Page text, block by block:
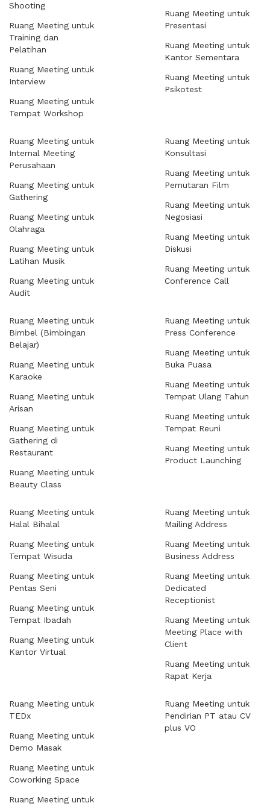
Shooting
Ruang Meeting untuk
Training dan
Pelatihan
Ruang Meeting untuk
Interview
Ruang Meeting untuk
Tempat Workshop
Ruang Meeting untuk
Presentasi
Ruang Meeting untuk
Kantor Sementara
Ruang Meeting untuk
Psikotest
Ruang Meeting untuk
Internal Meeting
Perusahaan
Ruang Meeting untuk
Gathering
Ruang Meeting untuk
Olahraga
Ruang Meeting untuk
Latihan Musik
Ruang Meeting untuk
Audit
Ruang Meeting untuk
Konsultasi
Ruang Meeting untuk
Pemutaran Film
Ruang Meeting untuk
Negosiasi
Ruang Meeting untuk
Diskusi
Ruang Meeting untuk
Conference Call
Ruang Meeting untuk
Bimbel (Bimbingan
Belajar)
Ruang Meeting untuk
Karaoke
Ruang Meeting untuk
Arisan
Ruang Meeting untuk
Gathering di
Restaurant
Ruang Meeting untuk
Beauty Class
Ruang Meeting untuk
Press Conference
Ruang Meeting untuk
Buka Puasa
Ruang Meeting untuk
Tempat Ulang Tahun
Ruang Meeting untuk
Tempat Reuni
Ruang Meeting untuk
Product Launching
Ruang Meeting untuk
Halal Bihalal
Ruang Meeting untuk
Tempat Wisuda
Ruang Meeting untuk
Pentas Seni
Ruang Meeting untuk
Tempat Ibadah
Ruang Meeting untuk
Kantor Virtual
Ruang Meeting untuk
Mailing Address
Ruang Meeting untuk
Business Address
Ruang Meeting untuk
Dedicated
Receptionist
Ruang Meeting untuk
Meeting Place with
Client
Ruang Meeting untuk
Rapat Kerja
Ruang Meeting untuk
TEDx
Ruang Meeting untuk
Demo Masak
Ruang Meeting untuk
Coworking Space
Ruang Meeting untuk
Ruang Meeting untuk
Pendirian PT atau CV
plus VO